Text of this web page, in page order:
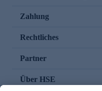
Zahlung
Rechtliches
Partner
Über HSE